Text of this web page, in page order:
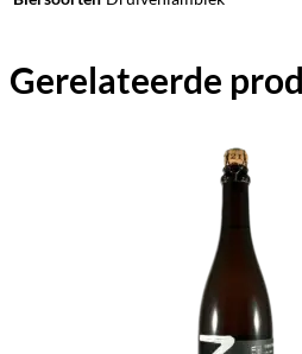
Gerelateerde